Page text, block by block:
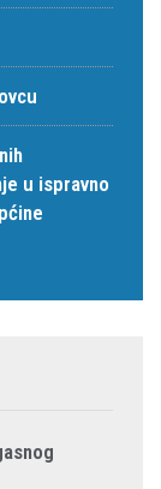
u ispravno